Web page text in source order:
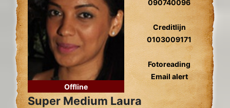
Offline
090740096
Creditlijn
0103009171
Fotoreading
Email alert
Super Medium Laura